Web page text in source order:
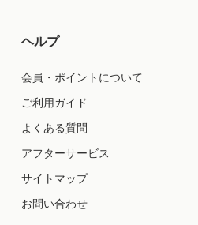
ヘルプ
会員・ポイントについて
ご利用ガイド
よくある質問
アフターサービス
サイトマップ
お問い合わせ